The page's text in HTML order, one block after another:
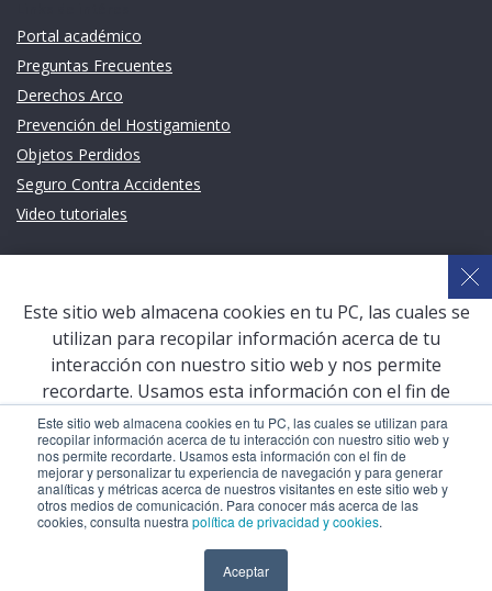
Este sitio web almacena cookies en tu PC, las cuales se utilizan para
recopilar información acerca de tu interacción con nuestro sitio web y
nos permite recordarte. Usamos esta información con el fin de
mejorar y personalizar tu experiencia de navegación y para generar
analíticas y métricas acerca de nuestros visitantes en este sitio web y
otros medios de comunicación. Para conocer más acerca de las
cookies, consulta nuestra política de privacidad y cookies.
Aceptar
Portal académico
Preguntas Frecuentes
Derechos Arco
Prevención del Hostigamiento
Objetos Perdidos
Seguro Contra Accidentes
Video tutoriales
Sistema de Gestión Académica (SGA)
Defensoría Universitaria
Terceros vinculados
San Pablo Mail
Aula Virtual Pregrado
Aula Virtual Postgrado
COPYRIGHT © 2026 Universidad Católica San Pablo – RUC:
Este sitio web almacena cookies en tu PC, las cuales se
utilizan para recopilar información acerca de tu
interacción con nuestro sitio web y nos permite
recordarte. Usamos esta información con el fin de
mejorar y personalizar tu experiencia de navegación y
para generar analíticas y métricas acerca de nuestros
visitantes en este sitio web y otros medios de
comunicación. Para conocer más acerca de las cookies,
consulta nuestrapolítica de privacidad y cookies
Aceptar